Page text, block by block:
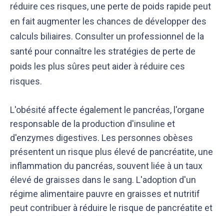
réduire ces risques, une perte de poids rapide peut
en fait augmenter les chances de développer des
calculs biliaires. Consulter un professionnel de la
santé pour connaître les stratégies de perte de
poids les plus sûres peut aider à réduire ces
risques.
L'obésité affecte également le pancréas, l'organe
responsable de la production d'insuline et
d'enzymes digestives. Les personnes obèses
présentent un risque plus élevé de pancréatite, une
inflammation du pancréas, souvent liée à un taux
élevé de graisses dans le sang. L'adoption d'un
régime alimentaire pauvre en graisses et nutritif
peut contribuer à réduire le risque de pancréatite et